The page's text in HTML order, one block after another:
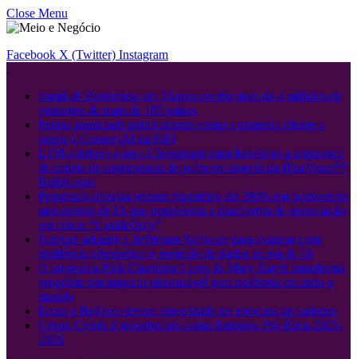
Close Menu
Facebook X (Twitter) Instagram
.
teamLab Borderless em Tóquio recebe mais de 4 milhões de
visitantes de mais de 185 países
Purina anunciada publicamente como a primeira cliente a
aderir à ConnectAI da NIQ
LTM colabora com a Chainguard para fortalecer a segurança
de cadeia de suprimentos de software através da BlueVerse™
RightLogic
Perpetuals divulga retorno hipotético de 380% em backtest do
mecanismo de IA que impulsiona a plataforma de negociação
sem risco “UpsideOnly”
NetApp adquire a JetStream Software para avançar com
resiliência cibernética e proteção de dados na era da IA
O programa Pink Changing Lives da Mary Kay® transforma
propósito em impacto mensurável para mulheres em todo o
mundo
Ecora e BeZero elevam integridade no mercado de carbono
Grupo Cyrela é reconhecido como Empresa Pró-Ética 2025-
2026